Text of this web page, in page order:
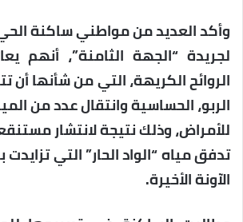
وأكد العديد من مواطني ساكنة
لجريدة “الجهة الثامنة”، أنهم
الروائح الكريهة، التي من شأنها
الربو، الحساسية وانتقال عدد من
للأمراض، وذلك نتيجة لانتشار
تدفق مياه “الواد الحار” التي
الآونة الأخيرة.